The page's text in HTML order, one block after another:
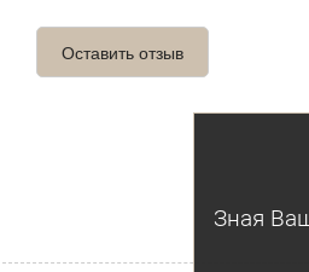
Зная
Оставить отзыв